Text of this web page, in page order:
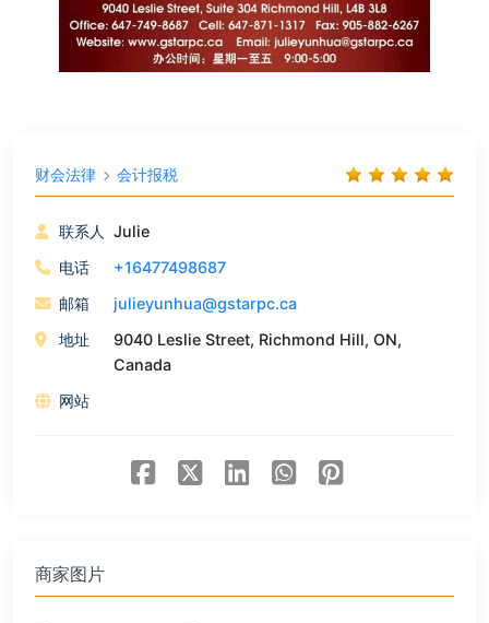
财会法律 会计报税
联系人
Julie
电话
+16477498687
邮箱
julieyunhua@gstarpc.ca
地址
9040 Leslie Street, Richmond Hill, ON,
Canada
网站
商家图片